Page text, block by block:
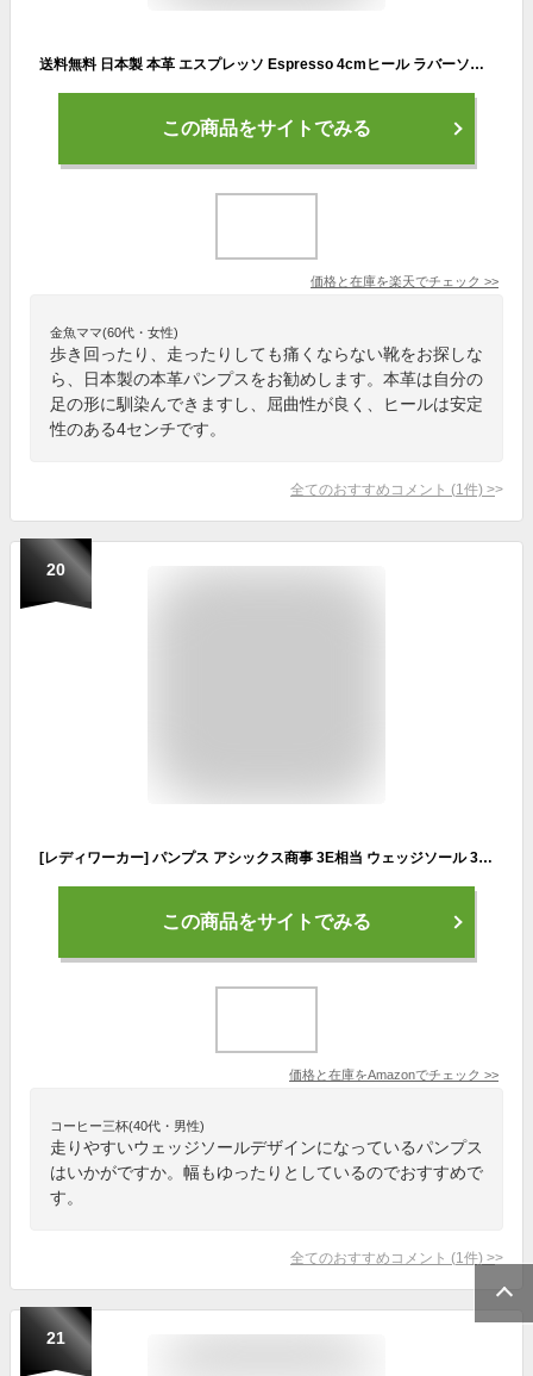
送料無料 日本製 本革 エスプレッソ Espresso 4cmヒール ラバーソール コンフォートパンプス レディース 柔らか レザー シンプル 屈曲性 楽ちん 軽量 快適 定番 パンプス ブラック コンビニ受取対応商品
この商品をサイトでみる
価格と在庫を楽天でチェック >>
金魚ママ(60代・女性)
歩き回ったり、走ったりしても痛くならない靴をお探しな
ら、日本製の本革パンプスをお勧めします。本革は自分の
足の形に馴染んできますし、屈曲性が良く、ヒールは安定
性のある4センチです。
全てのおすすめコメント (1 件) >
20
[レディワーカー] パンプス アシックス商事 3E相当 ウェッジソール 3.4cmヒール LO-15580 レディース BLACK(22年モデル) 23.5 cm 3E
この商品をサイトでみる
価格と在庫をAmazonでチェック >>
コーヒー三杯(40代・男性)
走りやすいウェッジソールデザインになっているパンプス
はいかがですか。幅もゆったりとしているのでおすすめで
す。
全てのおすすめコメント (1 件) >
21